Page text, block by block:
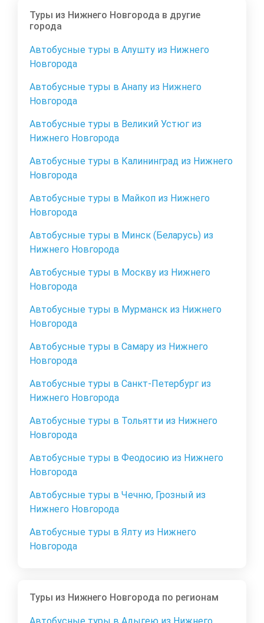
Туры из Нижнего Новгорода в другие
города
Автобусные туры в Алушту из Нижнего
Новгорода
Автобусные туры в Анапу из Нижнего
Новгорода
Автобусные туры в Великий Устюг из
Нижнего Новгорода
Автобусные туры в Калининград из Нижнего
Новгорода
Автобусные туры в Майкоп из Нижнего
Новгорода
Автобусные туры в Минск (Беларусь) из
Нижнего Новгорода
Автобусные туры в Москву из Нижнего
Новгорода
Автобусные туры в Мурманск из Нижнего
Новгорода
Автобусные туры в Самару из Нижнего
Новгорода
Автобусные туры в Санкт-Петербург из
Нижнего Новгорода
Автобусные туры в Тольятти из Нижнего
Новгорода
Автобусные туры в Феодосию из Нижнего
Новгорода
Автобусные туры в Чечню, Грозный из
Нижнего Новгорода
Автобусные туры в Ялту из Нижнего
Новгорода
Туры из Нижнего Новгорода по регионам
Автобусные туры в Адыгею из Нижнего